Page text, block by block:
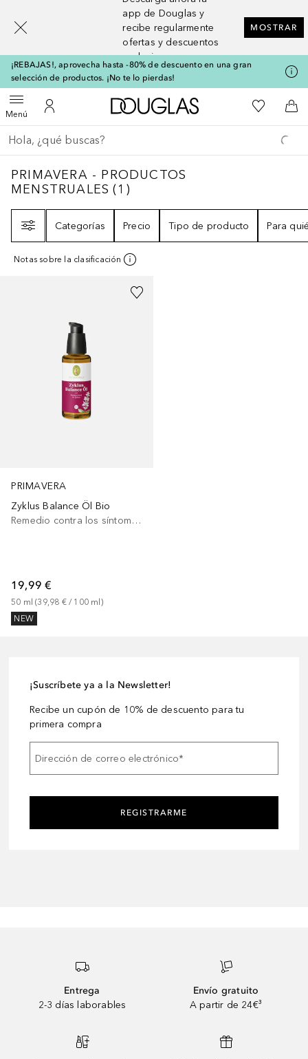
app de Douglas y
recibe regularmente
ofertas y descuentos
exclusivos
MOSTRAR
¡REBAJAS!, aprovecha hasta -80% de descuento en una gran
selección de productos. ¡No te lo pierdas!
MenúAbrir menúMi cuenta
A Douglas HomeMi lista de
A
Regresar
Ejecutar búsqueda
PRIMAVERA - PRODUCTOS MENSTRUALES
PRIMAVERA - PRODUCTOS
MENSTRUALES (1 )
Categorías
Precio Tipo de producto Para
Notas sobre la clasificación
PRIMAVERA
Zyklus Balance Öl Bio
Remedio contra los síntomas menstruales
19,99 €
50 ml (39,98 € / 100 ml )
NEW
¡Suscríbete ya a la Newsletter!
Recibe un cupón de 10% de descuento para tu
primera compra
Dirección de correo electrónico*
REGISTRARME
Entrega
2-3 días laborables
Envío gratuito
A partir de 24€³
[navigation.slideout.screenreader]